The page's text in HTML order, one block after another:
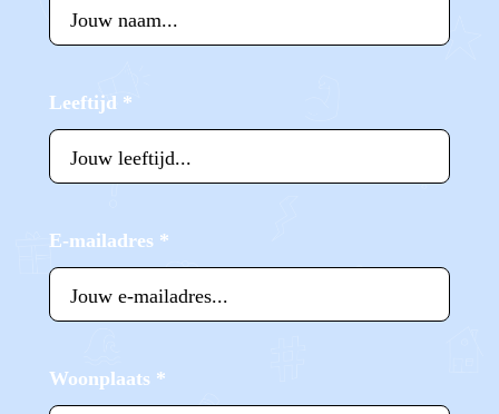
Leeftijd *
E-mailadres *
Woonplaats *